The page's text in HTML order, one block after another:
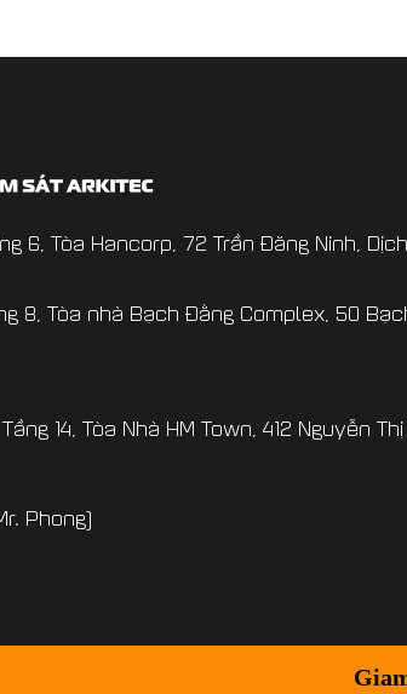
6, Tòa Hancorp, 72 Trần Đăng Ninh,
8, Tòa nhà Bạch Đằng Complex, 50
14, Tòa Nhà HM Town, 412 Nguyễn
Phong)